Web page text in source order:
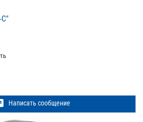
Написать сообщение